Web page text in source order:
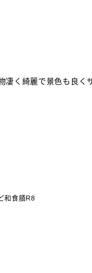
く綺麗で景色も良く
和食膳R8